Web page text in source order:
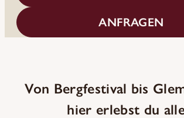
ANFRAGEN
Von Bergfestival bis
hier erlebst du